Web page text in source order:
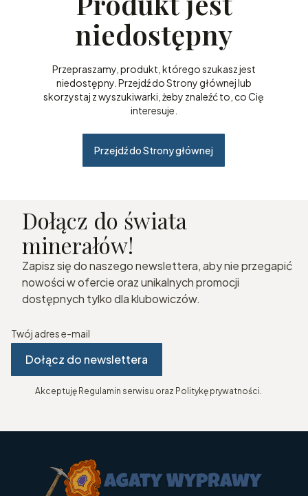
niedostępny
Przepraszamy, produkt, którego szukasz jest
niedostępny. Przejdź do Strony głównej lub
skorzystaj z wyszukiwarki, żeby znaleźć to, co Cię
interesuje.
Przejdź do Strony głównej
Dołącz do świata
minerałów!
Zapisz się do naszego newslettera, aby nie przegapić
nowości w ofercie oraz unikalnych promocji
dostępnych tylko dla klubowiczów.
Twój adres e-mail
Dołącz do newslettera
Akceptuję Regulamin serwisu oraz Politykę prywatności.